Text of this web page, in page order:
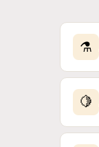
⚗️
🍋